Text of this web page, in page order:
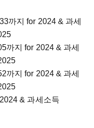
까지 for 2024 & 과세
까지 for 2024 & 과세
까지 for 2024 & 과세
& 과세소득